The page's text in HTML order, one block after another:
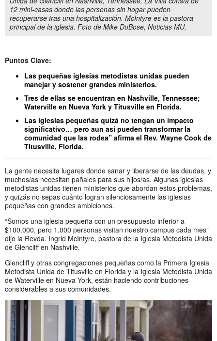
12 mini-casas donde las personas sin hogar pueden
recuperarse tras una hospitalización. McIntyre es la pastora
principal de la iglesia. Foto de Mike DuBose, Noticias MU.
Puntos Clave:
Las pequeñas iglesias metodistas unidas pueden
manejar y sostener grandes ministerios.
Tres de ellas se encuentran en Nashville, Tennessee;
Waterville en Nueva York y Titusville en Florida.
Las iglesias pequeñas quizá no tengan un impacto
significativo… pero aun así pueden transformar la
comunidad que las rodea” afirma el Rev. Wayne Cook de
Titusville, Florida.
La gente necesita lugares donde sanar y liberarse de las deudas, y
muchos/as necesitan pañales para sus hijos/as. Algunas iglesias
metodistas unidas tienen ministerios que abordan estos problemas,
y quizás no sepas cuánto logran silenciosamente las iglesias
pequeñas con grandes ambiciones.
“Somos una iglesia pequeña con un presupuesto inferior a
$100.000, pero 1.000 personas visitan nuestro campus cada mes”
dijo la Revda. Ingrid McIntyre, pastora de la Iglesia Metodista Unida
de Glencliff en Nashville.
Glencliff y otras congregaciones pequeñas como la Primera Iglesia
Metodista Unida de Titusville en Florida y la Iglesia Metodista Unida
de Waterville en Nueva York, están haciendo contribuciones
considerables a sus comunidades.